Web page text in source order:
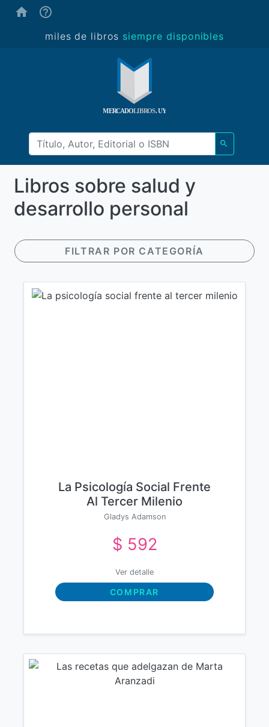
miles de libros siempre disponibles
Libros sobre salud y
desarrollo personal
FILTRAR POR CATEGORÍA
La Psicología Social Frente
Al Tercer Milenio
Gladys Adamson
$ 592
Ver detalle
COMPRAR